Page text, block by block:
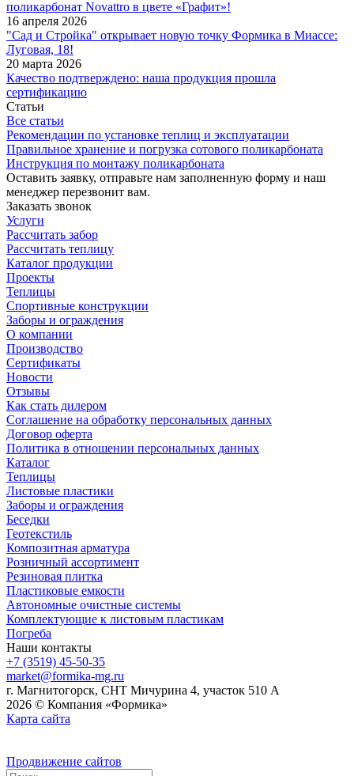
поликарбонат Novattro в цвете «Графит»!
16 апреля 2026
"Сад и Стройка" открывает новую точку Формика в Миассе:
Луговая, 18!
20 марта 2026
Качество подтверждено: наша продукция прошла
сертификацию
Статьи
Все статьи
Рекомендации по установке теплиц и эксплуатации
Правильное хранение и погрузка сотового поликарбоната
Инструкция по монтажу поликарбоната
Оставить заявку, отправьте нам заполненную форму и наш
менеджер перезвонит вам.
Заказать звонок
Услуги
Рассчитать забор
Рассчитать теплицу
Каталог продукции
Проекты
Теплицы
Спортивные конструкции
Заборы и ограждения
О компании
Производство
Сертификаты
Новости
Отзывы
Как стать дилером
Соглашение на обработку персональных данных
Договор оферта
Политика в отношении персональных данных
Каталог
Теплицы
Листовые пластики
Заборы и ограждения
Беседки
Геотекстиль
Композитная арматура
Розничный ассортимент
Резиновая плитка
Пластиковые емкости
Автономные очистные системы
Комплектующие к листовым пластикам
Погреба
Наши контакты
+7 (3519) 45-50-35
market@formika-mg.ru
г. Магнитогорск, СНТ Мичурина 4, участок 510 А
2026 © Компания «Формика»
Карта сайта
Продвижение сайтов